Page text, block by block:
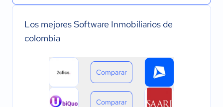
Los mejores Software Inmobiliarios de
colombia
Comparar
Comparar